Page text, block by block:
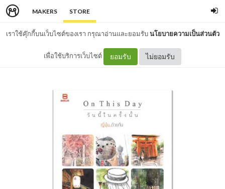
MAKERS STORE
เราใช้คุ๊กกี้บนเว็บไซต์ของเรา กรุณาอ่านและยอมรับนโยบายความเป็นส่วนตัว
เพื่อใช้บริการเว็บไซต์ ยอมรับ ไม่ยอมรับ